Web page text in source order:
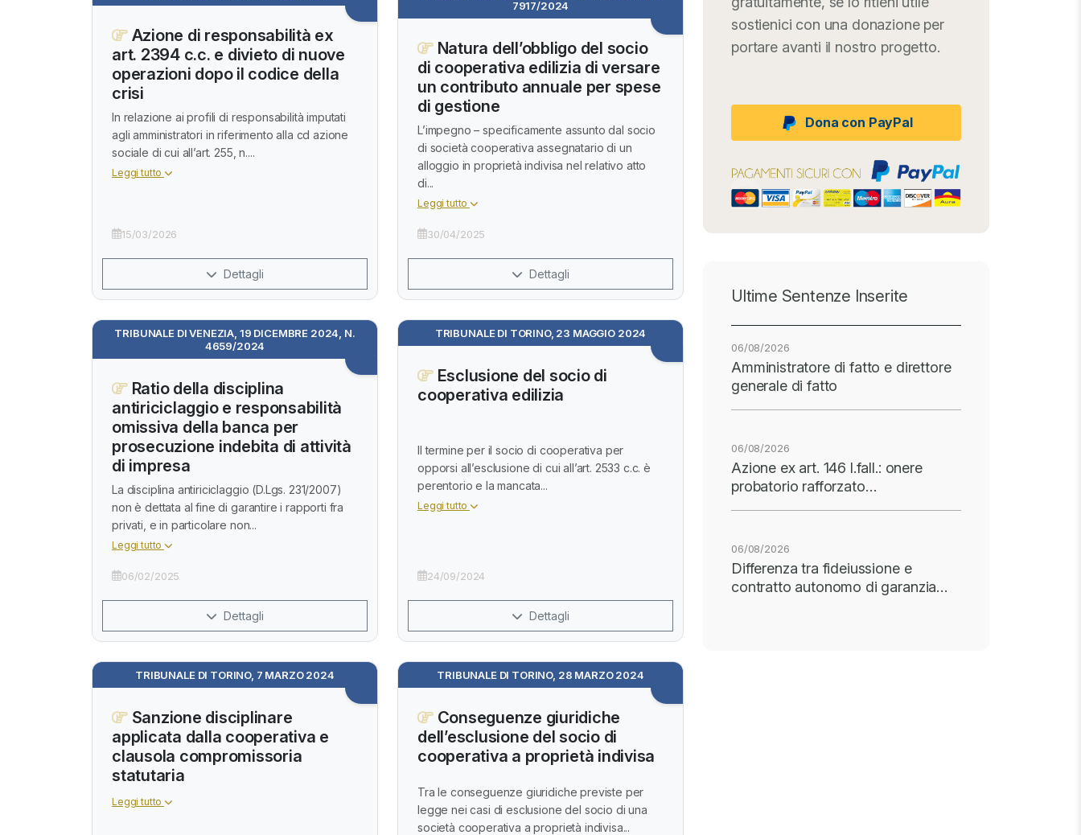
sostienici con una donazione per
portare avanti il nostro progetto.
Dona con PayPal
Ultime Sentenze Inserite
06/08/2026
Amministratore di fatto e direttore
generale di fatto
06/08/2026
Azione ex art. 146 l.fall.: onere
probatorio rafforzato…
06/08/2026
Differenza tra fideiussione e
contratto autonomo di garanzia…
Azione di responsabilità ex
art. 2394 c.c. e divieto di nuove
operazioni dopo il codice della
crisi
In relazione ai profili di responsabilità imputati
agli amministratori in riferimento alla cd azione
sociale di cui all’art. 255, n....
Leggi tutto
15/03/2026
Dettagli
7917/2024
Natura dell’obbligo del socio
di cooperativa edilizia di versare
un contributo annuale per spese
di gestione
L’impegno – specificamente assunto dal socio
di società cooperativa assegnatario di un
alloggio in proprietà indivisa nel relativo atto
di...
Leggi tutto
30/04/2025
Dettagli
TRIBUNALE DI VENEZIA, 19 DICEMBRE 2024, N.
4659/2024
Ratio della disciplina
antiriciclaggio e responsabilità
omissiva della banca per
prosecuzione indebita di attività
di impresa
La disciplina antiriciclaggio (D.Lgs. 231/2007)
non è dettata al fine di garantire i rapporti fra
privati, e in particolare non...
Leggi tutto
06/02/2025
Dettagli
TRIBUNALE DI TORINO, 23 MAGGIO 2024
Esclusione del socio di
cooperativa edilizia
Il termine per il socio di cooperativa per
opporsi all’esclusione di cui all’art. 2533 c.c. è
perentorio e la mancata...
Leggi tutto
24/09/2024
Dettagli
TRIBUNALE DI TORINO, 7 MARZO 2024
Sanzione disciplinare
applicata dalla cooperativa e
clausola compromissoria
statutaria
Leggi tutto
TRIBUNALE DI TORINO, 28 MARZO 2024
Conseguenze giuridiche
dell’esclusione del socio di
cooperativa a proprietà indivisa
Tra le conseguenze giuridiche previste per
legge nei casi di esclusione del socio di una
società cooperativa a proprietà indivisa...